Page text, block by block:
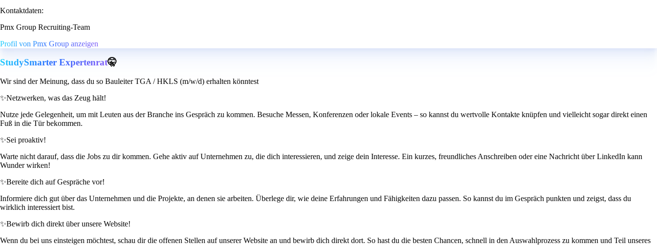
Kontaktdaten:
Pmx Group Recruiting-Team
Profil von Pmx Group anzeigen
StudySmarter Expertenrat🤫
Wir sind der Meinung, dass du so Bauleiter TGA / HKLS (m/w/d) erhalten könntest
✨Netzwerken, was das Zeug hält!
Nutze jede Gelegenheit, um mit Leuten aus der Branche ins Gespräch zu kommen. Besuche Messen, Konferenzen oder lokale Events – so kannst du wertvolle Kontakte knüpfen und vielleicht sogar direkt einen
Fuß in die Tür bekommen.
✨Sei proaktiv!
Warte nicht darauf, dass die Jobs zu dir kommen. Gehe aktiv auf Unternehmen zu, die dich interessieren, und zeige dein Interesse. Ein kurzes, freundliches Anschreiben oder eine Nachricht über LinkedIn kann
Wunder wirken!
✨Bereite dich auf Gespräche vor!
Informiere dich gut über das Unternehmen und die Projekte, an denen sie arbeiten. Überlege dir, wie deine Erfahrungen und Fähigkeiten dazu passen. So kannst du im Gespräch punkten und zeigst, dass du
wirklich interessiert bist.
✨Bewirb dich direkt über unsere Website!
Wenn du bei uns einsteigen möchtest, schau dir die offenen Stellen auf unserer Website an und bewirb dich direkt dort. So hast du die besten Chancen, schnell in den Auswahlprozess zu kommen und Teil unseres